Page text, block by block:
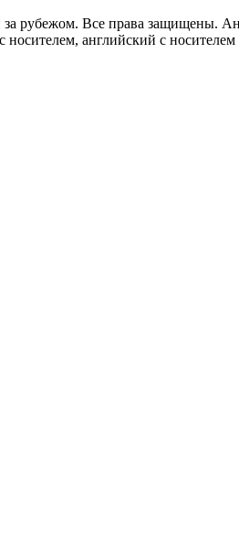
рубежом. Все права защищены.
английский с